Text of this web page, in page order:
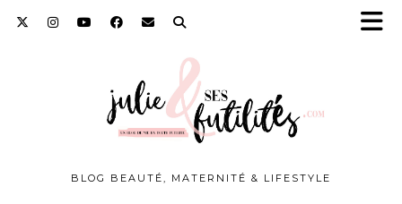
BLOG BEAUTÉ, MATERNITÉ & LIFESTYLE